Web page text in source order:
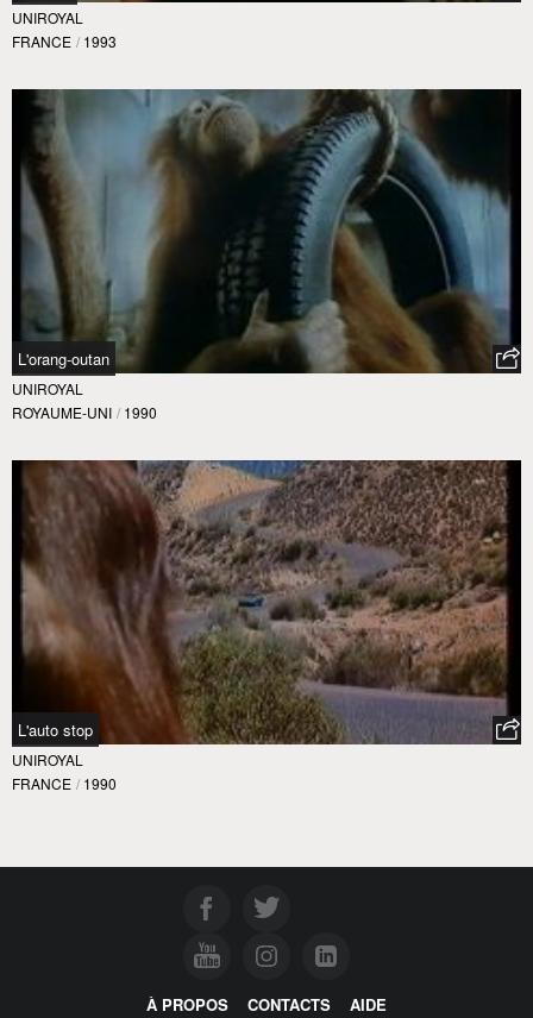
UNIROYAL
FRANCE / 1993
L'orang-outan
UNIROYAL
ROYAUME-UNI / 1990
L'auto stop
UNIROYAL
FRANCE / 1990
À PROPOS CONTACTS AIDE